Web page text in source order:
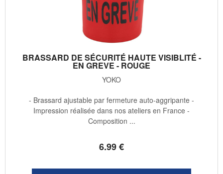
BRASSARD DE SÉCURITÉ HAUTE VISIBLITÉ -
EN GREVE - ROUGE
YOKO
6.99€
- Brassard ajustable par fermeture auto-aggripante -
Impression réalisée dans nos ateliers en France -
Composition ...